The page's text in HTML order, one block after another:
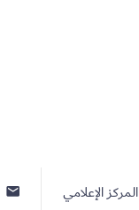
المركز الإعلامي